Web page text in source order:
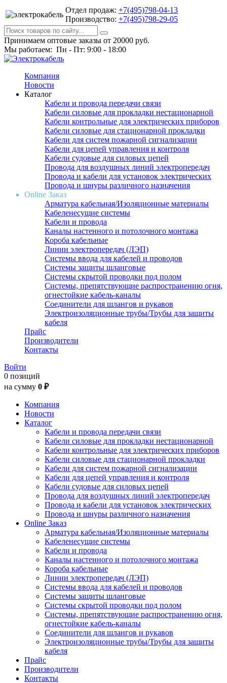
Отдел продаж: +7(495)798-04-13
Производство: +7(495)798-29-05
Принимаем оптовые заказы от 20000 руб.
Мы работаем: Пн - Пт: 9:00 - 18:00
Компания
Новости
Каталог
Кабели и провода передачи связи
Кабели силовые для прокладки нестационарной
Кабели контрольные для электрических приборов
Кабели силовые для стационарной прокладки
Кабели для систем пожарной сигнализации
Кабели для цепей управления и контроля
Кабели судовые для силовых цепей
Провода для воздушных линий электропередач
Провода и кабели для установок электрических
Провода и шнуры различного назначения
Online Заказ
Арматура кабельная/Изоляционные материалы
Кабеленесущие системы
Кабели и провода
Каналы настенного и потолочного монтажа
Короба кабельные
Линии электропередач (ЛЭП)
Системы ввода для кабелей и проводов
Системы защиты шланговые
Системы скрытой проводки под полом
Системы, препятствующие распространению огня,
огнестойкие кабель-каналы
Соединители для шлангов и рукавов
Электроизоляционные трубы/Трубы для защиты
кабеля
Прайс
Производители
Контакты
Войти
0 позиций
на сумму 0 ₽
Компания
Новости
Каталог
Кабели и провода передачи связи
Кабели силовые для прокладки нестационарной
Кабели контрольные для электрических приборов
Кабели силовые для стационарной прокладки
Кабели для систем пожарной сигнализации
Кабели для цепей управления и контроля
Кабели судовые для силовых цепей
Провода для воздушных линий электропередач
Провода и кабели для установок электрических
Провода и шнуры различного назначения
Online Заказ
Арматура кабельная/Изоляционные материалы
Кабеленесущие системы
Кабели и провода
Каналы настенного и потолочного монтажа
Короба кабельные
Линии электропередач (ЛЭП)
Системы ввода для кабелей и проводов
Системы защиты шланговые
Системы скрытой проводки под полом
Системы, препятствующие распространению огня,
огнестойкие кабель-каналы
Соединители для шлангов и рукавов
Электроизоляционные трубы/Трубы для защиты
кабеля
Прайс
Производители
Контакты